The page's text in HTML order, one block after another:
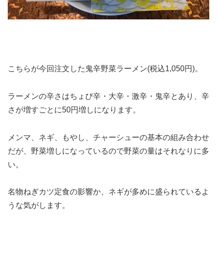
こちらが今回注文した鬼辛野菜ラーメン(税込1,050円)。
ラーメンの辛さはちょび辛・大辛・激辛・鬼辛とあり、辛
さが増すごとに50円増しになります。
メンマ、ネギ、もやし、チャーシューの基本の組み合わせ
だが、野菜増しになっているので野菜の量はそれなりに多
い。
名物ねぎカツ定食の影響か、ネギが多めに盛られているよ
うな気がします。